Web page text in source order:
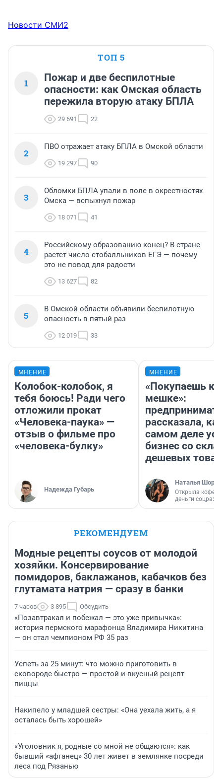
Новости СМИ2
ТОП 5
1
Пожар и две беспилотные
опасности: как Омская область
пережила вторую атаку БПЛА
29 691 22
2
ПВО отражает атаку БПЛА в Омской области
19 297 90
3
Обломки БПЛА упали в поле в окрестностях
Омска — вспыхнул пожар
18 071 41
4
Российскому образованию конец? В стране
растет число стобалльников ЕГЭ — почему
это не повод для радости
13 627 82
5
В Омской области объявили беспилотную
опасность в пятый раз
12 019 33
МНЕНИЕ
Колобок-колобок, я
тебя боюсь! Ради чего
отложили прокат
«Человека-паука» —
отзыв о фильме про
«человека-булку»
Надежда Губарь
МНЕНИЕ
«Покупаешь
мешке»:
рассказала,
самом деле
бизнес со
дешевых
Наталья
Открыла
деньги
РЕКОМЕНДУЕМ
Модные рецепты соусов от молодой
хозяйки. Консервирование
помидоров, баклажанов, кабачков без
глутамата натрия — сразу в банки
7 часов 3 895 Обсудить
«Позавтракал и побежал — это уже привычка»:
история пермского марафонца Владимира Никитина
— он стал чемпионом РФ 35 раз
Успеть за 25 минут: что можно приготовить в
сковороде быстро — простой и вкусный рецепт
пиццы
Накипело у младшей сестры: «Она уехала жить, а я
осталась быть хорошей»
«Уголовник я, родные со мной не общаются»: как
бывший «афганец» 30 лет живет в землянке посреди
леса под Рязанью